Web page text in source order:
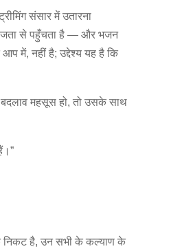
संसार में उतारना
से पहुँचता है — और भजन
में, नहीं है; उद्देश्य यह है कि
महसूस हो, तो उसके साथ
निकट है, उन सभी के कल्याण के